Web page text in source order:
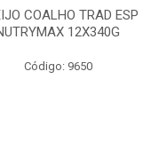
COALHO TRAD ESP
12X340G
Código: 9650